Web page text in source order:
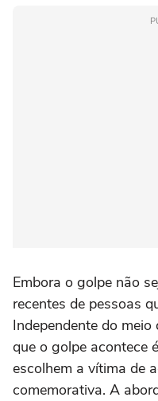
Embora o golpe não
recentes de pessoas
Independente do
que o golpe acontece
escolhem a vítima de
comemorativa. A